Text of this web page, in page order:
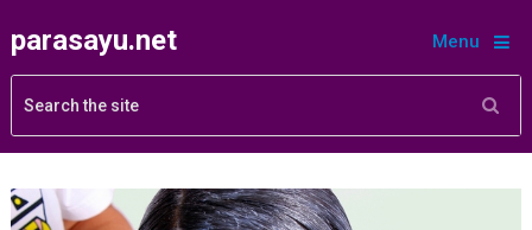
parasayu.net Menu